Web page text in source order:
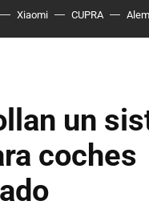
Xiaomi CUPRA
un
coches